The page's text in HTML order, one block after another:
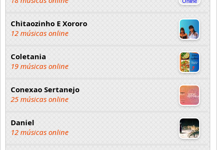
Chitaozinho E Xororo
12 músicas online
Coletania
19 músicas online
Conexao Sertanejo
25 músicas online
Daniel
12 músicas online